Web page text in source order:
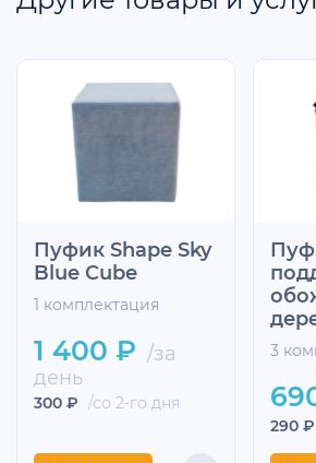
Пуфик Shape Sky
Blue Cube
1 комплектация
1 400 ₽ /за
день
300 ₽ /со 2-го дня
3
290 ₽